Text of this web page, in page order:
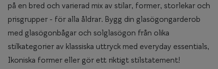
på en bred och varierad mix av stilar, former, storlekar och
prisgrupper - för alla åldrar. Bygg din glasögongarderob
med glasögonbågar och solglasögon från olika
stilkategorier av klassiska uttryck med everyday essentials,
Ikoniska former eller gör ett riktigt stilstatement!